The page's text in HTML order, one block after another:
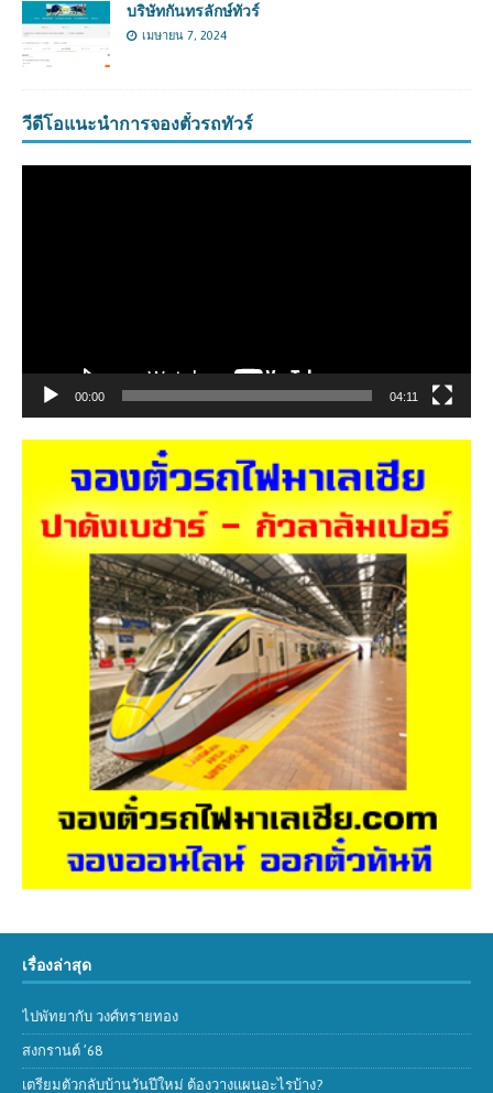
บริษัทกันทรลักษ์ทัวร์
เมษายน 7, 2024
วีดีโอแนะนำการจองตั๋วรถทัวร์
00:00 04:11
เรื่องล่าสุด
ไปพัทยากับ วงศ์ทรายทอง
สงกรานต์ ’68
เตรียมตัวกลับบ้านวันปีใหม่ ต้องวางแผนอะไรบ้าง?